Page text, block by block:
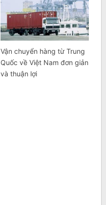
Vận chuyển hàng từ Trung
Quốc về Việt Nam đơn giản
và thuận lợi